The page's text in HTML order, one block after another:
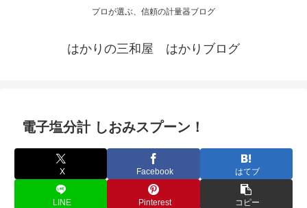
プロが選ぶ、信頼の計量器ブログ
はかりの三和屋 はかりブログ
電子塩分計 しおみスプーン！
X Facebook はてブ
LINE Pinterest コピー